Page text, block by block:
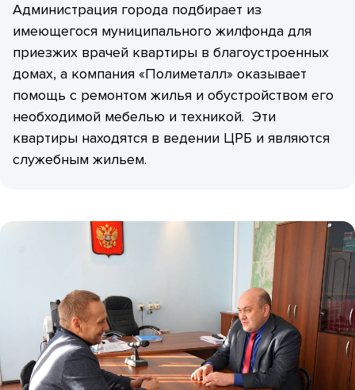
Администрация города подбирает из
имеющегося муниципального жилфонда для
приезжих врачей квартиры в благоустроенных
домах, а компания «Полиметалл» оказывает
помощь с ремонтом жилья и обустройством его
необходимой мебелью и техникой. Эти
квартиры находятся в ведении ЦРБ и являются
служебным жильем.